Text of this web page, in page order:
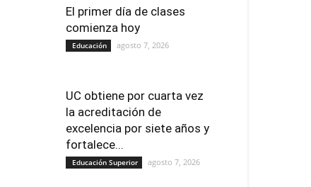
El primer día de clases
comienza hoy
Educación agosto 7, 2026
UC obtiene por cuarta vez
la acreditación de
excelencia por siete años y
fortalece...
Educación Superior agosto 7, 2026